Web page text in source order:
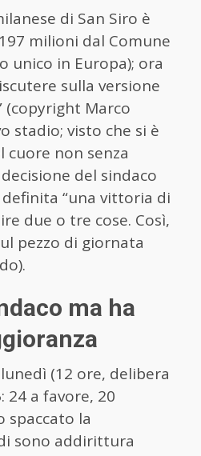
di San Siro è
milioni dal Comune
unico in Europa); ora
sulla versione
(copyright Marco
stadio; visto che si è
cuore non senza
del sindaco
“una vittoria di
due o tre cose. Così,
pezzo di giornata
ma ha
(12 ore, delibera
24 a favore, 20
spaccato la
sono addirittura